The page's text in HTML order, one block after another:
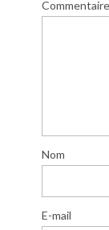
Commentaire
Nom
E-mail